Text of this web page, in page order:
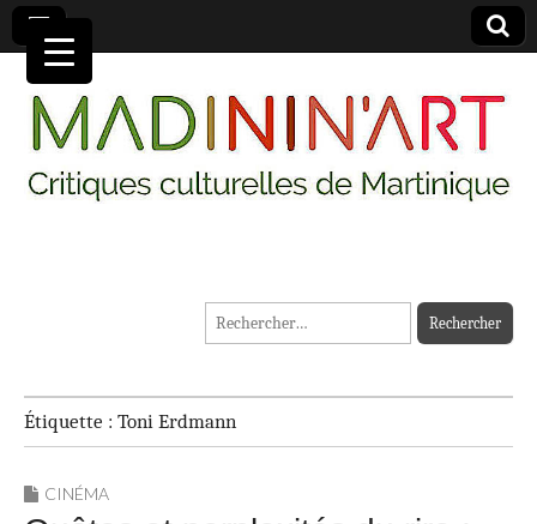
MADININ'ART
Rechercher :
Étiquette : Toni Erdmann
CINÉMA